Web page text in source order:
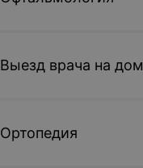
Выезд врача на дом
Ортопедия